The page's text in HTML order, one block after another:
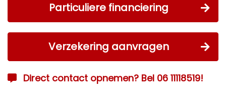
Particuliere financiering
Verzekering aanvragen
Direct contact opnemen? Bel 06 11118519!